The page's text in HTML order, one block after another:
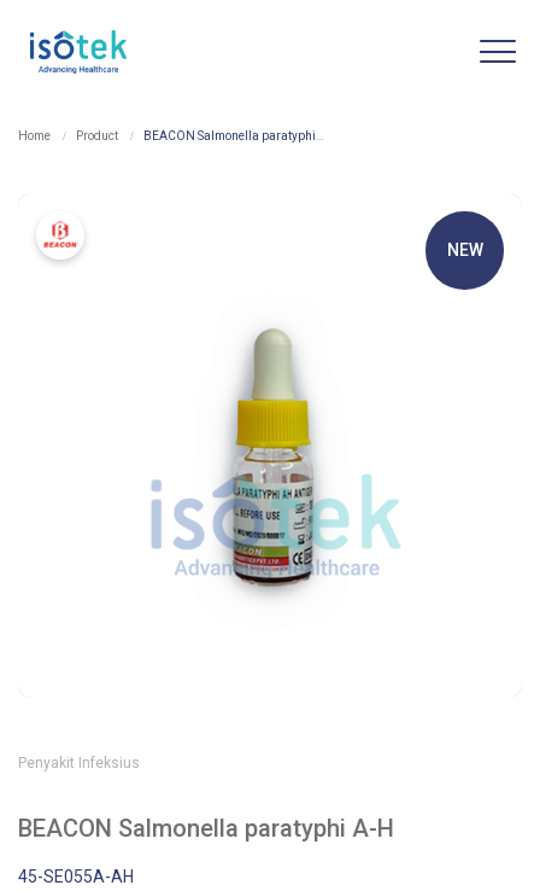
Home Product
NEW
Penyakit Infeksius
BEACON Salmonella paratyphi A-H
45-SE055A-AH